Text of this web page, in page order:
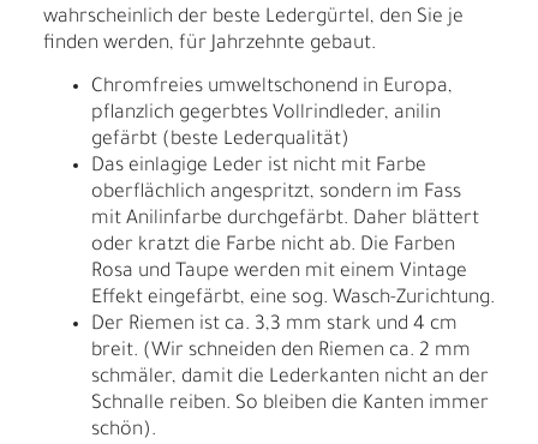
wahrscheinlich der beste Ledergürtel, den Sie je
finden werden, für Jahrzehnte gebaut.
Chromfreies umweltschonend in Europa,
pflanzlich gegerbtes Vollrindleder, anilin
gefärbt (beste Lederqualität)
Das einlagige Leder ist nicht mit Farbe
oberflächlich angespritzt, sondern im Fass
mit Anilinfarbe durchgefärbt. Daher blättert
oder kratzt die Farbe nicht ab. Die Farben
Rosa und Taupe werden mit einem Vintage
Effekt eingefärbt, eine sog. Wasch-Zurichtung.
Der Riemen ist ca. 3,3 mm stark und 4 cm
breit. (Wir schneiden den Riemen ca. 2 mm
schmäler, damit die Lederkanten nicht an der
Schnalle reiben. So bleiben die Kanten immer
schön).